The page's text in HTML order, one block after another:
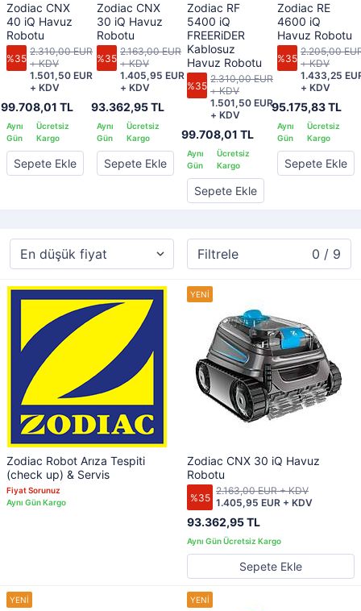
Zodiac CNX
40 iQ Havuz
Robotu
%35
99.708,01 TL
1.501,50 EUR
+ KDV
2.310,00 EUR
+ KDV
Sepete Ekle
Zodiac CNX
30 iQ Havuz
Robotu
%35
93.362,95 TL
1.405,95 EUR
+ KDV
2.163,00 EUR
+ KDV
Sepete Ekle
Zodiac RF
5400 iQ
FREERiDER
Kablosuz
Havuz Robotu
%35
99.708,01 TL
1.501,50 EUR
+ KDV
2.310,00 EUR
+ KDV
Sepete Ekle
Zodiac RE
4600 iQ
Havuz Robotu
%35
95.175,83 TL
1.433,25
+ KDV
2.205,00
+ KDV
Sepete Ekle
Filtrele 0 / 9
Zodiac Robot Arıza Tespiti
(check up) & Servis
Fiyat Sorunuz
Zodiac CNX 30 iQ Havuz
Robotu
%35
93.362,95 TL
1.405,95 EUR + KDV
2.163,00 EUR + KDV
Sepete Ekle